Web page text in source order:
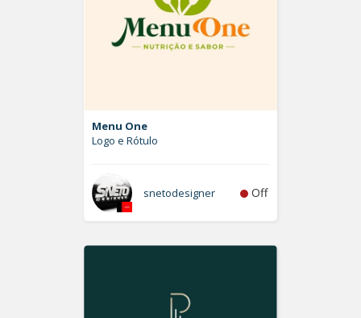
Menu One
Logo e Rótulo
snetodesigner Off